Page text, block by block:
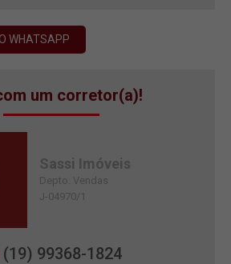
WHATSAPP
um corretor(a)!
Sassi Imóveis
Depto. Vendas
J-04970/1
(19) 99368-1824